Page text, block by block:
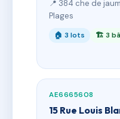
📍 384 che de
Plages
🏠 3 lots 🏗 3
AE6665608
15 Rue Louis